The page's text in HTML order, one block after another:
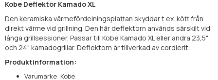
Kobe Deflektor Kamado XL
Den keramiska värmefördelningsplattan skyddar t.ex. kött från
direkt värme vid grillning. Den här deflektorn används särskilt vid
långa grillsessioner. Passar till Kobe Kamado XL eller andra 23,5"
och 24" kamadogrillar. Deflektorn är tillverkad av cordierit.
Produktinformation:
Varumärke: Kobe